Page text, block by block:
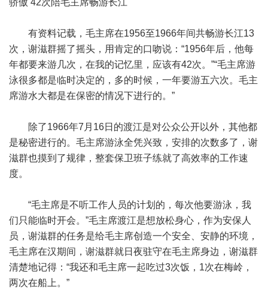
骄傲 42次陪毛主席畅游长江
有资料记载，毛主席在1956至1966年间共畅游长江13
次，谢滋群摇了摇头，用肯定的口吻说：“1956年后，他每
年都要来游几次，在我的记忆里，应该有42次。”“毛主席游
泳很多都是临时决定的，多的时候，一年要游五六次。毛主
席游水大都是在保密的情况下进行的。”
除了1966年7月16日的渡江是对公众公开以外，其他都
是秘密进行的。毛主席游泳全凭兴致，安排的次数多了，谢
滋群也摸到了规律，整套保卫班子练就了高效率的工作速
度。
“毛主席是不听工作人员的计划的，每次他要游泳，我
们只能临时开会。”毛主席渡江是想放松身心，作为安保人
员，谢滋群的任务是给毛主席创造一个安全、安静的环境，
毛主席在汉期间，谢滋群就日夜驻守在毛主席身边，谢滋群
清楚地记得：“我还和毛主席一起吃过3次饭，1次在梅岭，
两次在船上。”